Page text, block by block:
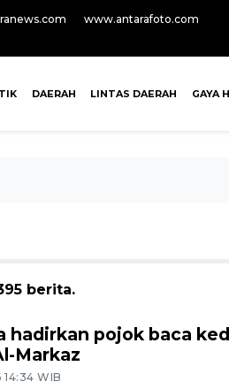
www.antarafoto.com
DAERAH LINTAS DAERAH GAYA
berita.
hadirkan pojok baca
Markaz
WIB